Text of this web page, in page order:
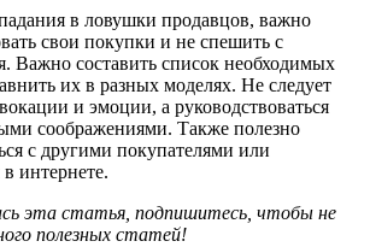
в ловушки продавцов, важно
свои покупки и не спешить с
Важно составить список необходимых
их в разных моделях. Не следует
и эмоции, а руководствоваться
соображениями. Также полезно
с другими покупателями или
интернете.
эта статья, подпишитесь, чтобы не
полезных статей!